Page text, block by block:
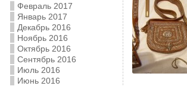
Февраль 2017
Январь 2017
Декабрь 2016
Ноябрь 2016
Октябрь 2016
Сентябрь 2016
Июль 2016
Июнь 2016